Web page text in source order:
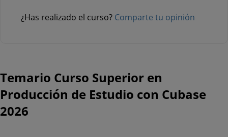
¿Has realizado el curso? Comparte tu opinión
Temario Curso Superior en
Producción de Estudio con Cubase
2026